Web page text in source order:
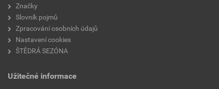
Značky
Slovník pojmů
Zpracování osobních údajů
Nastavení cookies
ŠTĚDRÁ SEZÓNA
Užitečné informace